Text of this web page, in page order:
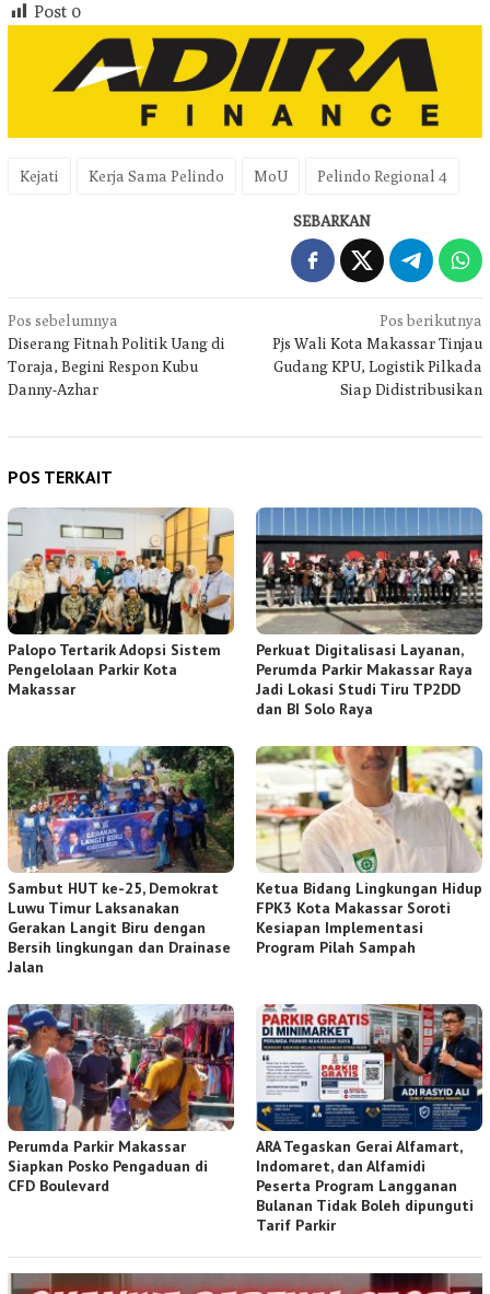
Post 0
Kejati Kerja Sama Pelindo MoU Pelindo Regional 4
SEBARKAN
Navigasi
pos
Pos sebelumnya
Diserang Fitnah Politik Uang di
Toraja, Begini Respon Kubu
Danny-Azhar
Pos berikutnya
Pjs Wali Kota Makassar Tinjau
Gudang KPU, Logistik Pilkada
Siap Didistribusikan
POS TERKAIT
Palopo Tertarik Adopsi Sistem
Pengelolaan Parkir Kota
Makassar
Perkuat Digitalisasi Layanan,
Perumda Parkir Makassar Raya
Jadi Lokasi Studi Tiru TP2DD
dan BI Solo Raya
Sambut HUT ke-25, Demokrat
Luwu Timur Laksanakan
Gerakan Langit Biru dengan
Bersih lingkungan dan Drainase
Jalan
Ketua Bidang Lingkungan Hidup
FPK3 Kota Makassar Soroti
Kesiapan Implementasi
Program Pilah Sampah
Perumda Parkir Makassar
Siapkan Posko Pengaduan di
CFD Boulevard
ARA Tegaskan Gerai Alfamart,
Indomaret, dan Alfamidi
Peserta Program Langganan
Bulanan Tidak Boleh dipunguti
Tarif Parkir